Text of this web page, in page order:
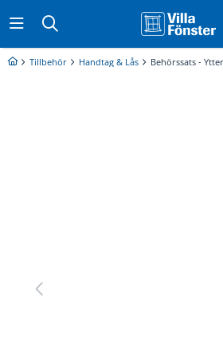
Tillbehör Handtag & Lås Behörssats -